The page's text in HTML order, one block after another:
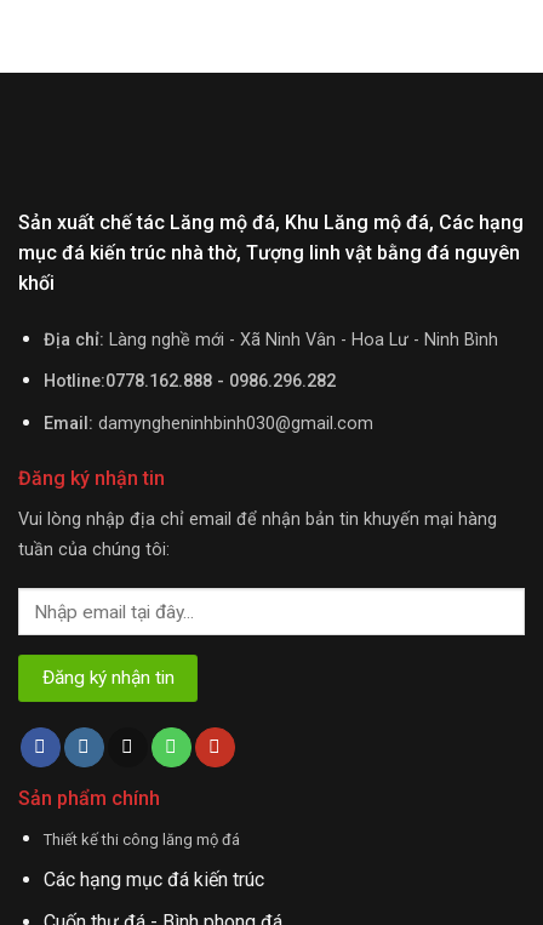
Sản xuất chế tác Lăng mộ đá, Khu Lăng mộ đá, Các hạng
mục đá kiến trúc nhà thờ, Tượng linh vật bằng đá nguyên
khối
Địa chỉ: Làng nghề mới - Xã Ninh Vân - Hoa Lư - Ninh Bình
Hotline:0778.162.888 - 0986.296.282
Email: damyngheninhbinh030@gmail.com
Đăng ký nhận tin
Vui lòng nhập địa chỉ email để nhận bản tin khuyến mại hàng
tuần của chúng tôi:
Sản phẩm chính
Thiết kế thi công lăng mộ đá
Các hạng mục đá kiến trúc